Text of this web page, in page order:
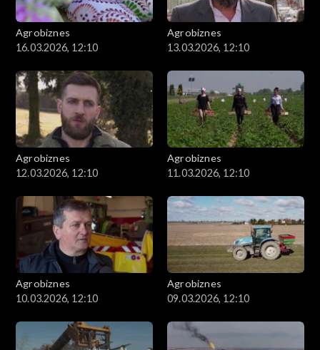
Agrobiznes
16.03.2026, 12:10
Agrobiznes
13.03.2026, 12:10
Agrobiznes
12.03.2026, 12:10
Agrobiznes
11.03.2026, 12:10
Agrobiznes
10.03.2026, 12:10
Agrobiznes
09.03.2026, 12:10